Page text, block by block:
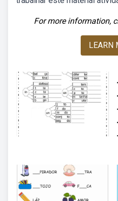
For more information,
LEARN